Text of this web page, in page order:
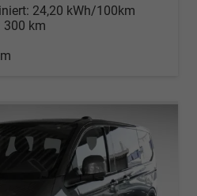
24,20 kWh/100km
300 km